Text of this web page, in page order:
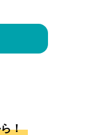
！